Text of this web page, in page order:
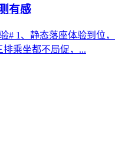
有感
# 1、静态落座体验到位，
排乘坐都不局促，...